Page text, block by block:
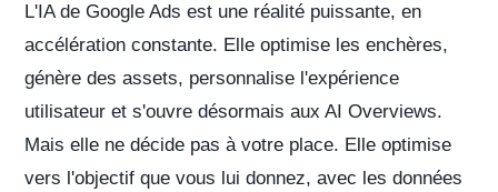
L'IA de Google Ads est une réalité puissante, en
accélération constante. Elle optimise les enchères,
génère des assets, personnalise l'expérience
utilisateur et s'ouvre désormais aux AI Overviews.
Mais elle ne décide pas à votre place. Elle optimise
vers l'objectif que vous lui donnez, avec les données